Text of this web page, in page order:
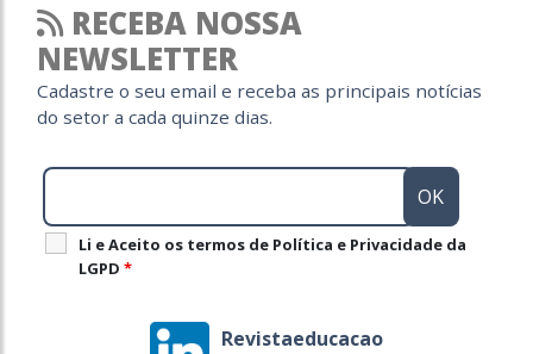
RECEBA NOSSA
NEWSLETTER
Cadastre o seu email e receba as principais notícias
do setor a cada quinze dias.
Li e Aceito os termos de Política e Privacidade da
LGPD *
Revistaeducacao